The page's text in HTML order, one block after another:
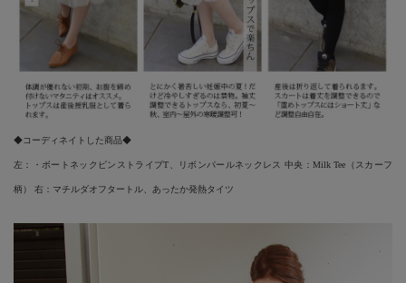
◆コーディネイトした商品◆
左： ・ボートネックピンストライプT、 リボンパールネックレス 中央：Milk Tee（スカーフ
柄） 右： マチルダオフタートル、 あったか発熱タイツ